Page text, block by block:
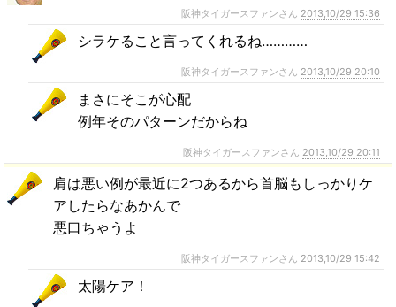
阪神タイガースファンさん 2013,10/29 15:36
シラケること言ってくれるね…………
阪神タイガースファンさん 2013,10/29 20:10
まさにそこが心配
例年そのパターンだからね
阪神タイガースファンさん 2013,10/29 20:11
肩は悪い例が最近に2つあるから首脳もしっかりケ
アしたらなあかんで
悪口ちゃうよ
阪神タイガースファンさん 2013,10/29 15:42
太陽ケア！